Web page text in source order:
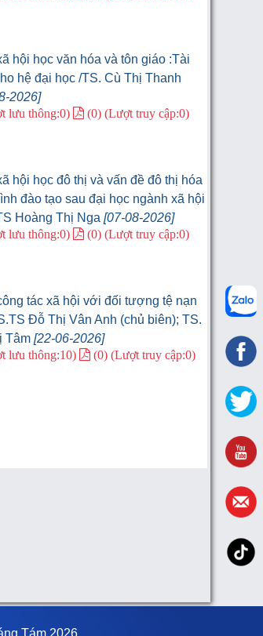
hội học văn hóa và tôn giáo :Tài
hệ đại học /TS. Cù Thị Thanh
2026]
lưu thông:0) (0) (Lượt truy cập:0)
hội học đô thị và vấn đề đô thị hóa
đào tạo sau đại học ngành xã hội
Hoàng Thị Nga [07-08-2026]
lưu thông:0) (0) (Lượt truy cập:0)
tác xã hội với đối tượng tệ nạn
Đỗ Thị Vân Anh (chủ biên); TS.
Tâm [22-06-2026]
lưu thông:10) (0) (Lượt truy cập:0)